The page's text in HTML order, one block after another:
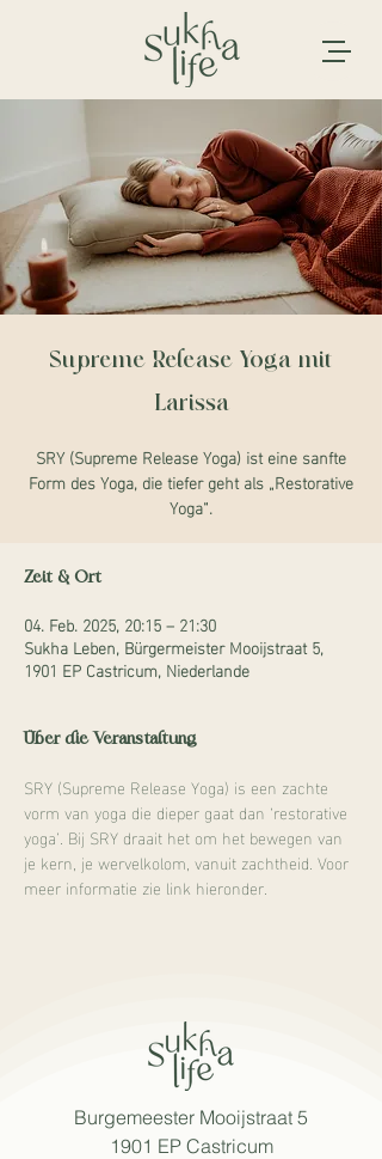
Supreme Release Yoga mit
Larissa
SRY (Supreme Release Yoga) ist eine sanfte
Form des Yoga, die tiefer geht als „Restorative
Yoga“.
Zeit & Ort
04. Feb. 2025, 20:15 – 21:30
Sukha Leben, Bürgermeister Mooijstraat 5,
1901 EP Castricum, Niederlande
Über die Veranstaltung
SRY (Supreme Release Yoga) is een zachte
vorm van yoga die dieper gaat dan ‘restorative
yoga’. Bij SRY draait het om het bewegen van
je kern, je wervelkolom, vanuit zachtheid. Voor
meer informatie zie link hieronder.
Burgemeester Mooijstraat 5
1901 EP Castricum